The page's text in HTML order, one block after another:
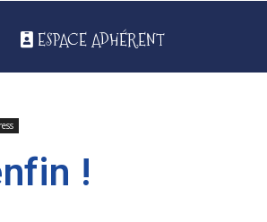
ESPACE ADHÉRENT
!